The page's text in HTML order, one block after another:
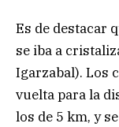
Es de destacar
se iba a
Igarzabal). Los
vuelta para la
los de 5 km, y